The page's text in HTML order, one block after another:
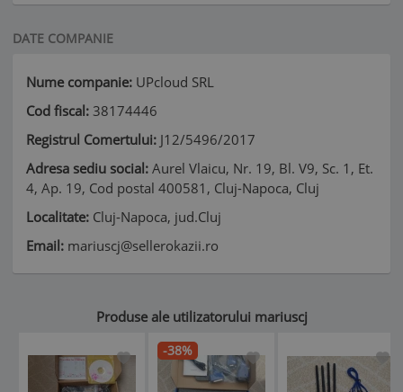
DATE COMPANIE
Nume companie: UPcloud SRL
Cod fiscal: 38174446
Registrul Comertului: J12/5496/2017
Adresa sediu social: Aurel Vlaicu, Nr. 19, Bl. V9, Sc. 1, Et.
4, Ap. 19, Cod postal 400581, Cluj-Napoca, Cluj
Localitate: Cluj-Napoca, jud.Cluj
Email: mariuscj@sellerokazii.ro
Produse ale utilizatorului mariuscj
-38%